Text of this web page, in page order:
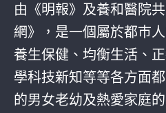
由《明報》及養和醫院
網》，是一個屬於都巿
養生保健、均衡生活、
學科技新知等等各方面
的男女老幼及熱愛家庭